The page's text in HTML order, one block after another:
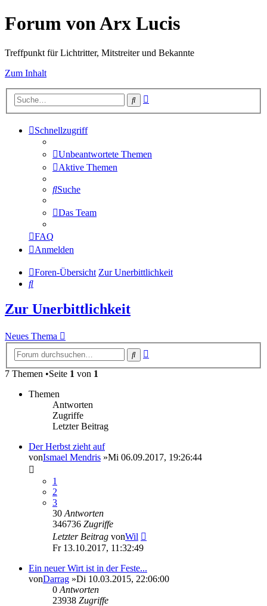
Forum von Arx Lucis
Treffpunkt für Lichtritter, Mitstreiter und Bekannte
Zum Inhalt
Suche
Schnellzugriff
Unbeantwortete Themen
Aktive Themen
Suche
Das Team
FAQ
Anmelden
Foren-Übersicht Zur Unerbittlichkeit
Suche
Zur Unerbittlichkeit
Neues Thema
Suche
7 Themen •Seite 1 von 1
Themen
Antworten
Zugriffe
Letzter Beitrag
Der Herbst zieht auf
vonIsmael Mendris »Mi 06.09.2017, 19:26:44
1
2
3
30 Antworten
346736 Zugriffe
Letzter Beitrag vonWil
Fr 13.10.2017, 11:32:49
Ein neuer Wirt ist in der Feste...
vonDarrag »Di 10.03.2015, 22:06:00
0 Antworten
23938 Zugriffe